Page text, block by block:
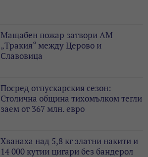
Мащабен пожар затвори АМ
„Тракия“ между Церово и
Славовица
Посред отпускарския сезон:
Столична община тихомълком тегли
заем от 367 млн. евро
Хванаха над 5,8 кг златни накити и
14 000 кутии цигари без бандерол